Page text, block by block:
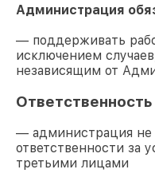
Администрация
— поддерживать
исключением
независящим от
— администрация не
ответственности за
третьими лицами